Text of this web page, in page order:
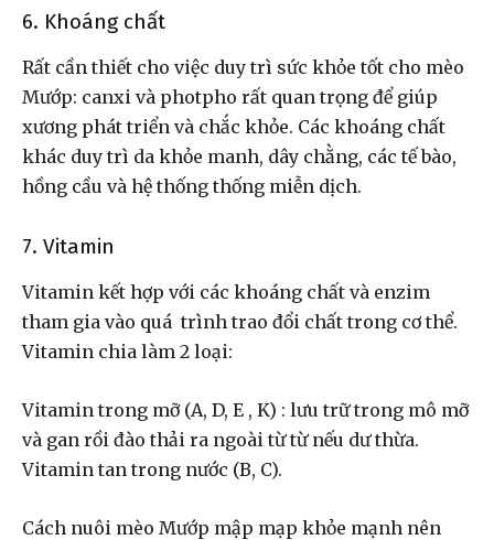
6. Khoáng chất
Rất cần thiết cho việc duy trì sức khỏe tốt cho mèo
Mướp: canxi và photpho rất quan trọng để giúp
xương phát triển và chắc khỏe. Các khoáng chất
khác duy trì da khỏe manh, dây chằng, các tế bào,
hồng cầu và hệ thống thống miễn dịch.
7. Vitamin
Vitamin kết hợp với các khoáng chất và enzim
tham gia vào quá trình trao đổi chất trong cơ thể.
Vitamin chia làm 2 loại:
Vitamin trong mỡ (A, D, E , K) : lưu trữ trong mô mỡ
và gan rồi đào thải ra ngoài từ từ nếu dư thừa.
Vitamin tan trong nước (B, C).
Cách nuôi mèo Mướp mập mạp khỏe mạnh nên